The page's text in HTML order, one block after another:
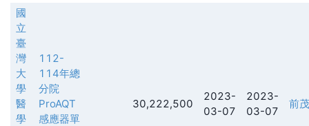
國
立
臺
灣
大
學
醫
學
112-
114年總
分院
ProAQT
感應器單
30,222,500
2023-
03-07
2023-
03-07
前